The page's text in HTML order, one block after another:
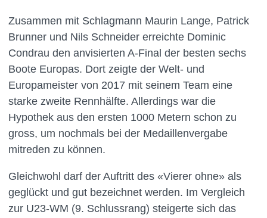
Zusammen mit Schlagmann Maurin Lange, Patrick
Brunner und Nils Schneider erreichte Dominic
Condrau den anvisierten A-Final der besten sechs
Boote Europas. Dort zeigte der Welt- und
Europameister von 2017 mit seinem Team eine
starke zweite Rennhälfte. Allerdings war die
Hypothek aus den ersten 1000 Metern schon zu
gross, um nochmals bei der Medaillenvergabe
mitreden zu können.
Gleichwohl darf der Auftritt des «Vierer ohne» als
geglückt und gut bezeichnet werden. Im Vergleich
zur U23-WM (9. Schlussrang) steigerte sich das